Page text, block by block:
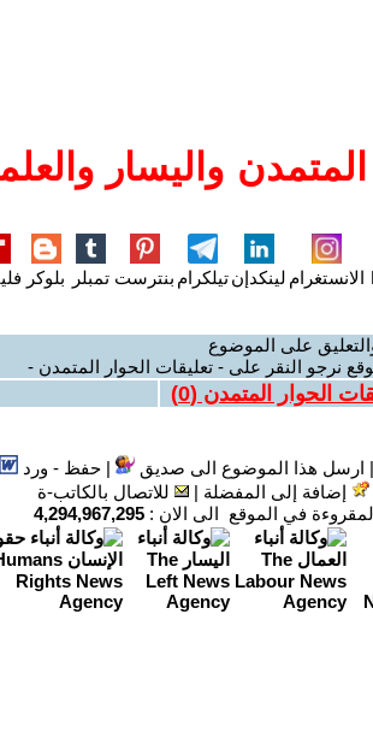
واليسار
الانستغرام لينكدإنتيلكرام بنترست تمبلر بلوكر
على الموضوع
نرجو النقر على - تعليقات الحوار المتمدن -
الحوار المتمدن (0
)
| ارسل هذا الموضوع الى صديق |حفظ - ورد
إضافة إلى المفضلة |
للاتصال بالكاتب-ة
في الموقع الى الان : 4,294,967,295